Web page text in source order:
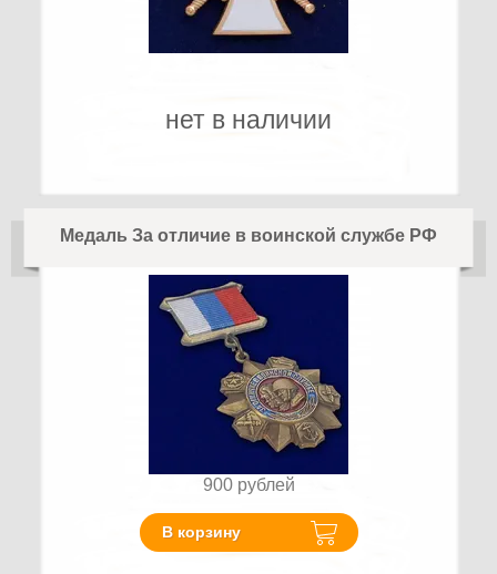
нет в наличии
Медаль За отличие в воинской службе РФ
900 рублей
В корзину